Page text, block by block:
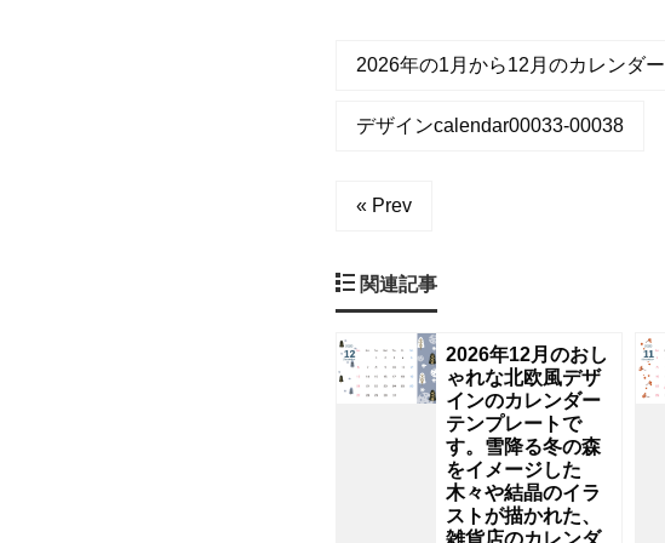
り
の
カ
ン
ダ
2026年の1月から12月のカレンダー
デザインcalendar00033-00038
« Prev
関連記事
2026年12月のおし
ゃれな北欧風デザ
インのカレンダー
テンプレートで
す。雪降る冬の森
をイメージした
木々や結晶のイラ
ストが描かれた、